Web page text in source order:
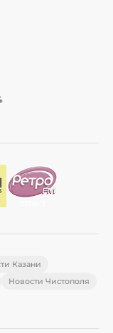
Казани
Новости Чистополя